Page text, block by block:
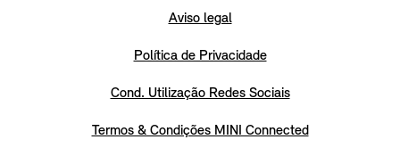
Aviso legal
Política de Privacidade
Cond. Utilização Redes Sociais
Termos & Condições MINI Connected